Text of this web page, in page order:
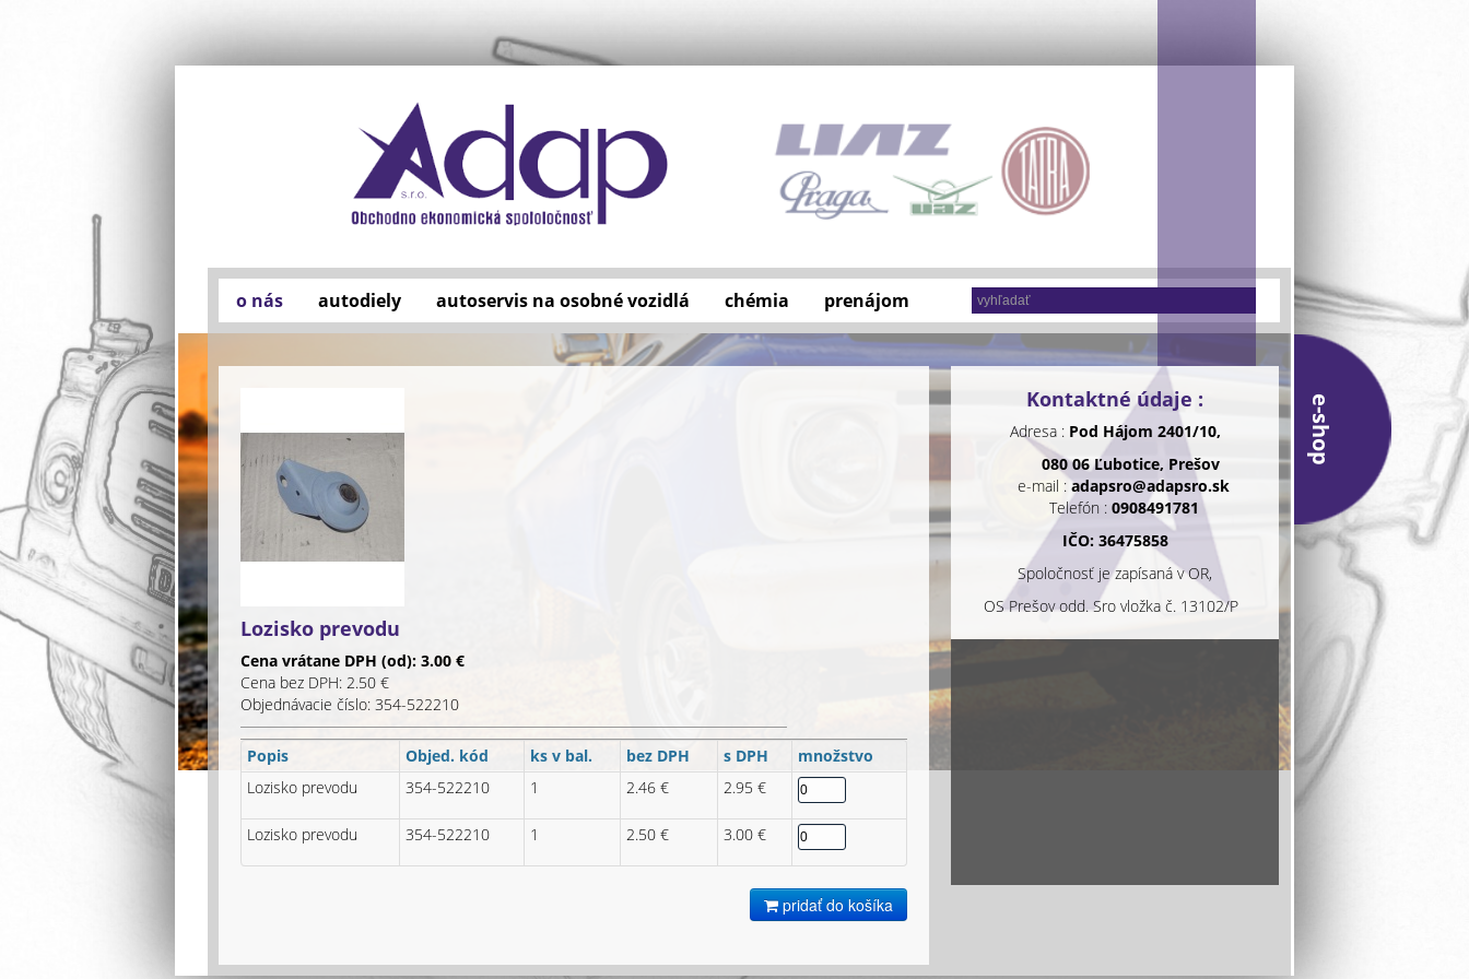
o nás autodiely autoservis na osobné vozidlá chémia prenájom
Lozisko prevodu
Cena vrátane DPH (od): 3.00 €
Cena bez DPH: 2.50 €
Objednávacie číslo: 354-522210
Popis Objed. kód ks v bal. bez DPH s DPH
množstvo
Lozisko prevodu
354-522210 1 2.46 € 2.95 €
Lozisko prevodu 354-522210 1 2.50 € 3.00 €
pridať do košíka
Kontaktné údaje :
Adresa : Pod Hájom 2401/10,
080 06 Ľubotice, Prešov
e-mail :adapsro@adapsro.sk
Telefón : 0908491781
IČO: 36475858
Spoločnosť je zapísaná v OR,
OS Prešov odd. Sro vložka č. 13102/P
e-shop